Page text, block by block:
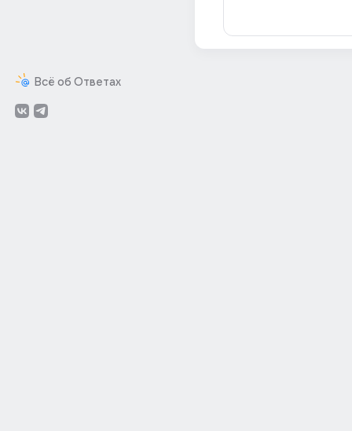
Всё об Ответах